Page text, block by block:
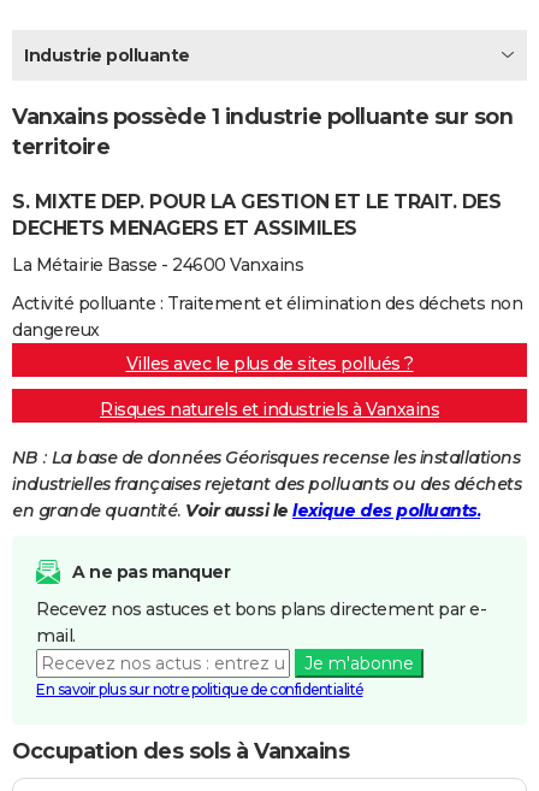
BONS PLANS
Carte de Noël
Carte Bonne année
Carte Saint-Valentin
Carte Pâques
Carte d'anniversaire
DICTIONNAIRE
Dictionnaire
Biographies
Citations
Expressions
Proverbes
PROGRAMME TV
COPAINS D'AVANT
Avis de recherche
AVIS DE DÉCÈS
FORUM
Bricolage
Lifestyle
Culture
Sport
Auto
Television
Voyage
Cinema
Industrie polluante
Vanxains possède 1 industrie polluante sur son
territoire
S. MIXTE DEP. POUR LA GESTION ET LE TRAIT. DES
DECHETS MENAGERS ET ASSIMILES
La Métairie Basse - 24600 Vanxains
Activité polluante : Traitement et élimination des déchets non
dangereux
Villes avec le plus de sites pollués ?
Risques naturels et industriels à Vanxains
NB : La base de données Géorisques recense les installations
industrielles françaises rejetant des polluants ou des déchets
en grande quantité. Voir aussi le lexique des polluants.
A ne pas manquer
Recevez nos astuces et bons plans directement par e-
mail.
Je m'abonne
En savoir plus sur notre politique de confidentialité
Occupation des sols à Vanxains